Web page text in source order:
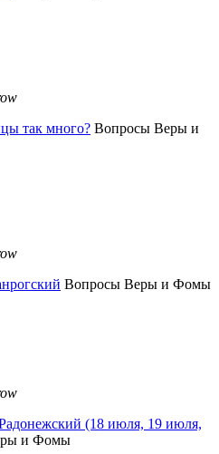
так много? Вопросы Веры и
Вопросы Веры и Фомы
(18 июля, 19 июля,
и Фомы